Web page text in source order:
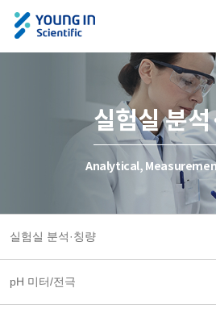
실험실 분
Analytical,